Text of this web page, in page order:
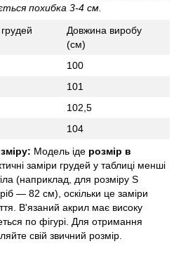
похибка 3-4 см.
Довжина виробу
(см)
100
101
102,5
104
Модель іде розмір в
заміри грудей у таблиці менші
(наприклад, для розміру S
— 82 см), оскільки це заміри
В'язаний акрил має високу
по фігурі. Для отримання
свій звичний розмір.